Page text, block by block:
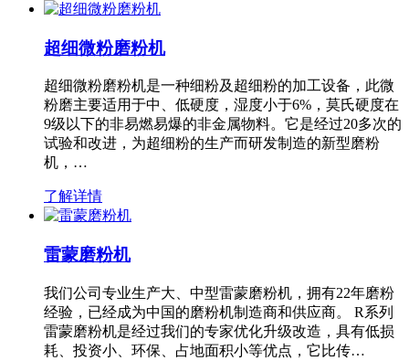
超细微粉磨粉机
超细微粉磨粉机是一种细粉及超细粉的加工设备，此微
粉磨主要适用于中、低硬度，湿度小于6%，莫氏硬度在
9级以下的非易燃易爆的非金属物料。它是经过20多次的
试验和改进，为超细粉的生产而研发制造的新型磨粉
机，…
了解详情
雷蒙磨粉机
我们公司专业生产大、中型雷蒙磨粉机，拥有22年磨粉
经验，已经成为中国的磨粉机制造商和供应商。 R系列
雷蒙磨粉机是经过我们的专家优化升级改造，具有低损
耗、投资小、环保、占地面积小等优点，它比传…